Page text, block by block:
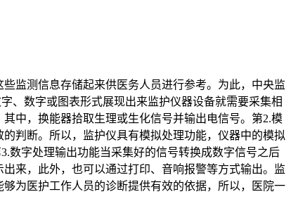
监测信息存储起来供医务人员进行参考。为此，中央监
、数字或图表形式展现出来监护仪器设备就需要采集相
中，换能器拾取生理或生化信号并输出电信号。第2.模
判断。所以，监护仪具有模拟处理功能，仪器中的模拟
数字处理输出功能当采集好的信号转换成数字信号之后
来，此外，也可以通过打印、音响报警等方式输出。监
为医护工作人员的诊断提供有效的依据，所以，医院一